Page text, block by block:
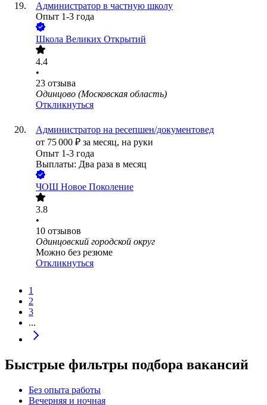
Администратор в частную школу
Опыт 1-3 года
Школа Великих Открытий
4.4
•
23 отзыва
Одинцово (Московская область)
Откликнуться
Администратор на ресепшен/документовед
от 75 000 ₽ за месяц, на руки
Опыт 1-3 года
Выплаты: Два раза в месяц
ЧОШ Новое Поколение
3.8
•
10 отзывов
Одинцовский городской округ
Можно без резюме
Откликнуться
1
2
3
...
Быстрые фильтры подбора вакансий
Без опыта работы
Вечерняя и ночная